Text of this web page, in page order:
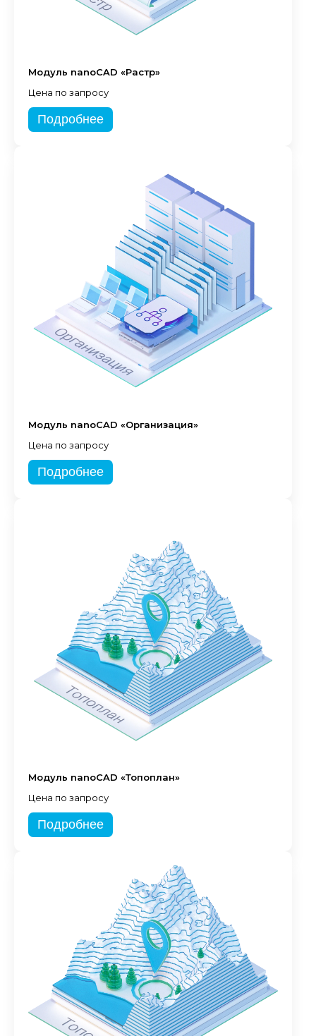
Модуль nanoCAD «Растр»
Цена по запросу
Подробнее
Модуль nanoCAD «Организация»
Цена по запросу
Подробнее
Модуль nanoCAD «Топоплан»
Цена по запросу
Подробнее